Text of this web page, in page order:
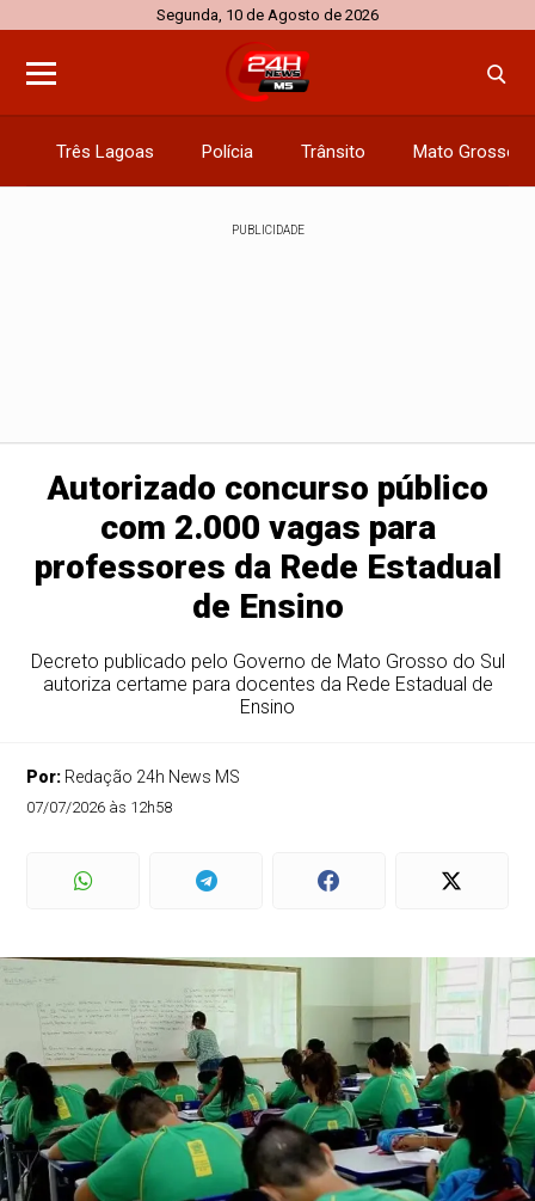
Segunda, 10 de Agosto de 2026
Três Lagoas Polícia Trânsito Mato Grosso
PUBLICIDADE
Autorizado concurso público
com 2.000 vagas para
professores da Rede Estadual
de Ensino
Decreto publicado pelo Governo de Mato Grosso do Sul
autoriza certame para docentes da Rede Estadual de
Ensino
Por: Redação 24h News MS
07/07/2026 às 12h58